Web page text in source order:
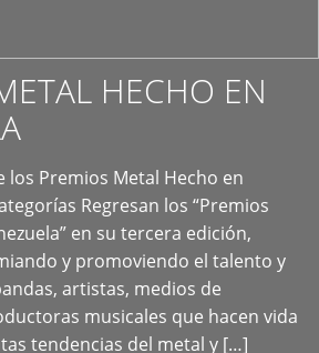
HECHO EN
los Premios Metal Hecho en
Regresan los “Premios
en su tercera edición,
y promoviendo el talento y
artistas, medios de
musicales que hacen vida
tendencias del metal y […]
+